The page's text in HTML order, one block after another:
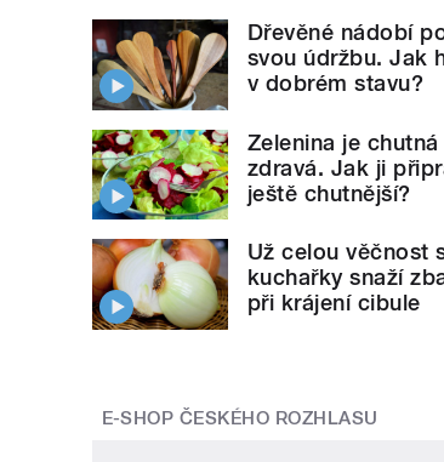
Dřevěné nádobí
svou údržbu. Jak
v dobrém stavu?
Zelenina je chutná
zdravá. Jak ji
ještě chutnější?
Už celou věčnost
kuchařky snaží
při krájení cibule
E-SHOP ČESKÉHO ROZHLASU